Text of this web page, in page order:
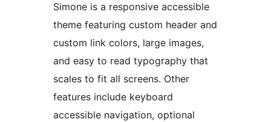
Simone is a responsive accessible
theme featuring custom header and
custom link colors, large images,
and easy to read typography that
scales to fit all screens. Other
features include keyboard
accessible navigation, optional